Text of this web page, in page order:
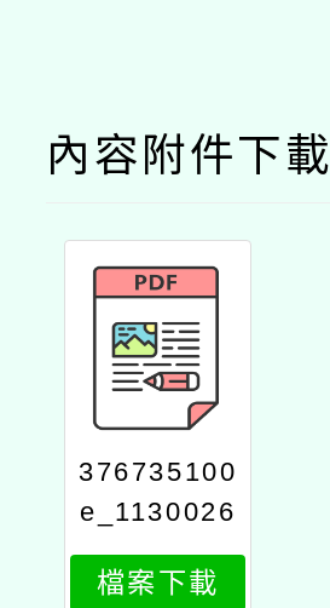
內容附件下載
376735100
e_1130026
855_attach
11
檔案下載